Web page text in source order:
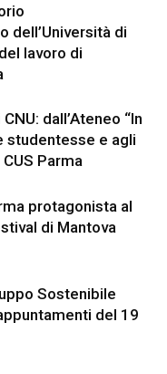
dell’Università di
lavoro di
dall’Ateneo “In
studentesse e agli
Parma
protagonista al
di Mantova
Sostenibile
del 19